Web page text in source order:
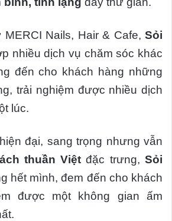
Nails, Hair & Cafe, Sỏi
nhiều dịch vụ chăm sóc khác
đến cho khách hàng những
trải nghiệm được nhiều dịch
lúc.
đại, sang trọng nhưng vẫn
thuần Việt đặc trưng,Sỏi
hết mình, đem đến cho khách
được một không gian ấm